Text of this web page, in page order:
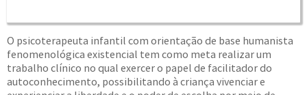
O psicoterapeuta infantil com orientação de base humanista
fenomenológica existencial tem como meta realizar um
trabalho clínico no qual exercer o papel de facilitador do
autoconhecimento, possibilitando à criança vivenciar e